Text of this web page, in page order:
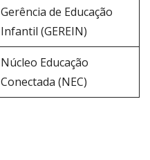
Gerência de Educação
Infantil (GEREIN)
Núcleo Educação
Conectada (NEC)